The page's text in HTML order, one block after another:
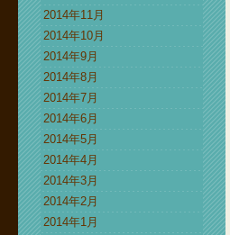
2014年11月
2014年10月
2014年9月
2014年8月
2014年7月
2014年6月
2014年5月
2014年4月
2014年3月
2014年2月
2014年1月